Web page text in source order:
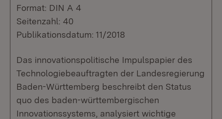
Format: DIN A 4
Seitenzahl: 40
Publikationsdatum: 11/2018
Das innovationspolitische Impulspapier des
Technologiebeauftragten der Landesregierung
Baden-Württemberg beschreibt den Status
quo des baden-württembergischen
Innovationssystems, analysiert wichtige